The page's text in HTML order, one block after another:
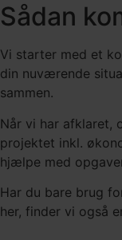
Sådan
Vi starter med et
din nuværende
sammen.
Når vi har afklaret,
projektet inkl.
hjælpe med
Har du bare brug
her, finder vi også